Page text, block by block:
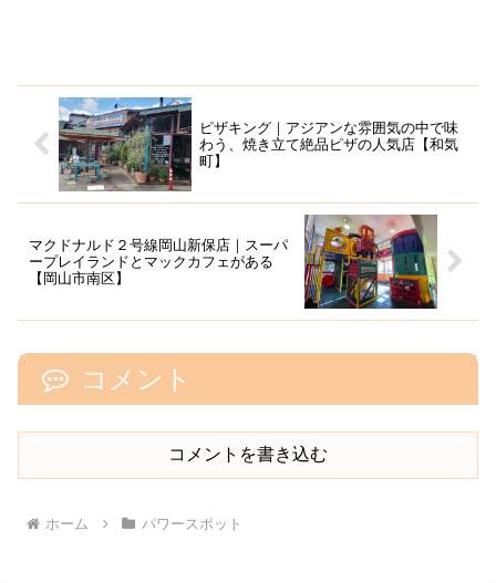
ピザキング｜アジアンな雰囲気の中で味
わう、焼き立て絶品ピザの人気店【和気
町】
マクドナルド２号線岡山新保店｜スーパ
ープレイランドとマックカフェがある
【岡山市南区】
コメント
コメントを書き込む
ホーム パワースポット